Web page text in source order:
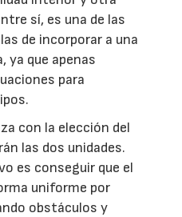
sí, es una de las
de incorporar a una
ya que apenas
para
con la elección del
las dos unidades.
es conseguir que el
uniforme por
obstáculos y